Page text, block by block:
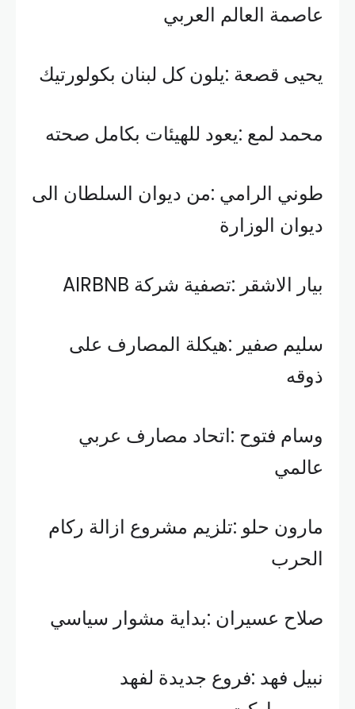
عاصمة العالم العربي
يحيى قصعة :يلون كل لبنان بكولورتيك
محمد لمع :يعود للهيئات بكامل صحته
طوني الرامي :من ديوان السلطان الى
ديوان الوزارة
بيار الاشقر :تصفية شركة AIRBNB
سليم صفير :هيكلة المصارف على
ذوقه
وسام فتوح :اتحاد مصارف عربي
عالمي
مارون حلو :تلزيم مشروع ازالة ركام
الحرب
صلاح عسيران :بداية مشوار سياسي
نبيل فهد :فروع جديدة لفهد